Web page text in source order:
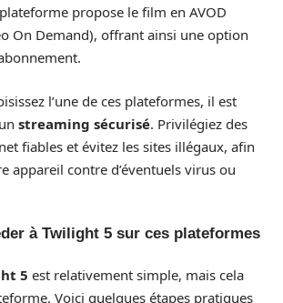
propose le film en AVOD
On Demand), offrant ainsi une option
l’une de ces plateformes, il est
streaming sécurisé. Privilégiez des
fiables et évitez les sites illégaux, afin
appareil contre d’éventuels virus ou
à Twilight 5 sur ces plateformes
5 est relativement simple, mais cela
Voici quelques étapes pratiques